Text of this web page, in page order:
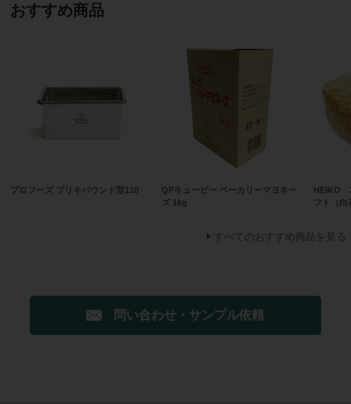
おすすめ商品
プロフーズ ブリキパウンド型110
QPキューピー ベーカリーマヨネー
ズ 1kg
HEIKO
フト
すべてのおすすめ商品を見る
問い合わせ・サンプル依頼